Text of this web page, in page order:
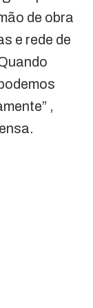
de obra
e rede de
,